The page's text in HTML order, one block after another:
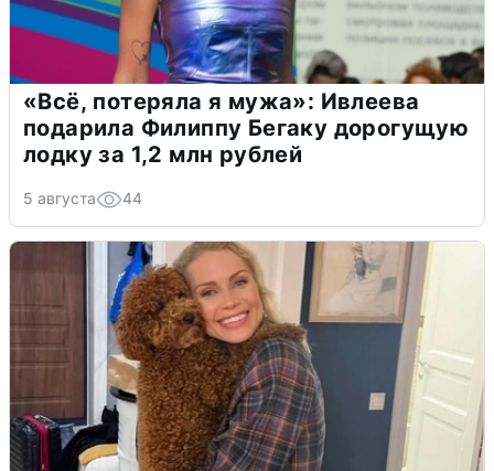
«Всё, потеряла я мужа»: Ивлеева
подарила Филиппу Бегаку дорогущую
лодку за 1,2 млн рублей
5 августа 44